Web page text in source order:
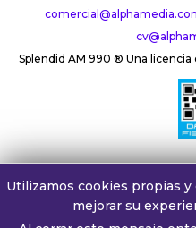
Splendid AM 990 ® Una licencia
Utilizamos cookies propias
mejorar su